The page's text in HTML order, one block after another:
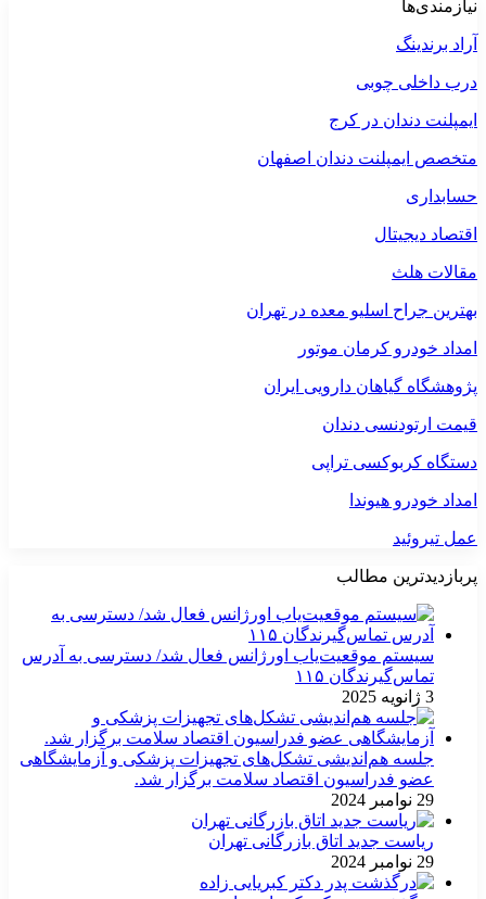
نیازمندی‌ها
آراد برندینگ
درب داخلی چوبی
ایمپلنت دندان در کرج
متخصص ایمپلنت دندان اصفهان
حسابداری
اقتصاد دیجیتال
مقالات هلث
بهترین جراح اسلیو معده در تهران
امداد خودرو کرمان موتور
پژوهشگاه گیاهان دارویی ایران
قیمت ارتودنسی دندان
دستگاه کربوکسی تراپی
امداد خودرو هیوندا
عمل تیروئید
پربازدیدترین مطالب
سیستم موقعیت‌یاب اورژانس فعال شد/ دسترسی به آدرس
تماس‌گیرندگان ۱۱۵
3 ژانویه 2025
جلسه هم‌اندیشی تشکل‌های تجهیزات پزشکی و آزمایشگاهی
عضو فدراسیون اقتصاد سلامت برگزار شد.
29 نوامبر 2024
ریاست جدید اتاق بازرگانی تهران
29 نوامبر 2024